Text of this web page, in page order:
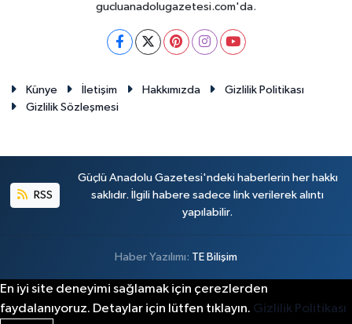
gucluanadolugazetesi.com'da.
Künye İletişim Hakkımızda
Gizlilik Politikası
Gizlilik Sözleşmesi
RSS
Güçlü Anadolu Gazetesi'ndeki haberlerin her hakkı
saklıdır. İlgili habere sadece link verilerek alıntı
yapılabilir.
Haber Yazılımı: TE Bilişim
En iyi site deneyimi sağlamak için çerezlerden
faydalanıyoruz. Detaylar için lütfen tıklayın. Gizlilik Politikası